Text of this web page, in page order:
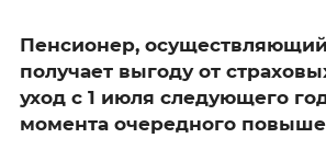
Пенсионер,
получает выгоду от
уход с 1 июля следующего
момента очередного